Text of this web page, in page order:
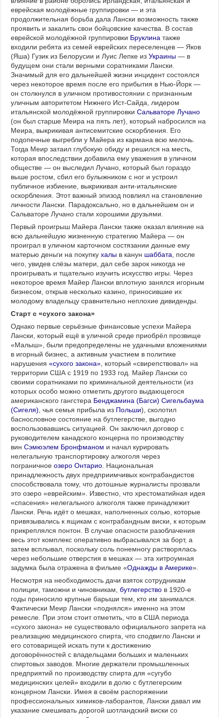
еврейская молодёжные группировки — и эта
продолжительная борьба дала Лански возможность также
проявить и закалить свои бойцовские качества. В состав
еврейской молодёжной группировки Бруклина также
входили ребята из семей еврейских переселенцев — Яков
(Яша) Гузик из Белорусии и Луис Лепке изУкраины — в
будущем они стали верными соратниками Лански.
Значимый для его дальнейшей жизни инцидент состоялся
через некоторое время после его прибытия в Нью-Йорк —
он столкнулся в уличном противостоянии с признанным
уличным авторитетом Нижнего Ист-Сайда, лидером
итальянской молодёжной группировкиСальваторе Лучано
(он был старше Меира на пять лет), который набросился на
Меира, выкрикивая антисемитские оскорбления. Его
подопечные выгребли у Майера из кармана всю мелочь.
Тогда Меир затаил глубокую обиду и решился на месть,
которая впоследствии добавила ему уважения в уличном
обществе — он выследил Лучано, который был гораздо
выше ростом, сбил его булыжником с ног и устроил
публичное избиение, выкрикивая анти-итальянские
оскорбления. Этот важный эпизод повлиял на становление
личности Лански. Парадоксально, но в дальнейшем он и
Сальваторе Лучано стали хорошими друзьями.
Первый проигрыш Майера Лански также оказал влияние на
всю дальнейшую жизненную стратегию Майера — он
проиграл в уличном карточном состязании данные ему
матерью деньги на покупкухалы в канун шаббата , после
чего, увидев слёзы матери, дал себе зарок никогда не
проигрывать и тщательно изучить искусство игры. Через
некоторое время Майер Лански вплотную занялся игорным
бизнесом, открыв несколько казино, приносившие их
молодому владельцу сравнительно неплохие дивиденды.
Старт с «сухого закона»
Однако первые серьёзные финансовые успехи Майера
Лански, который ещё в уличной среде приобрёл прозвище
«Малыш», были предопределены не удачными вложениями
в игорный бизнес, а активным участием в политике
нарушения«сухого закона» , который «свирепствовал» на
территории США с 1919 по 1933 год. Майер Лански со
своими соратниками по криминальной деятельности (из
которых особо можно отметить другого выдающегося
американского гангстера Бенджамина (Багси) Сигельбаума
(Сигеля) , чья семья прибыла из Польши), сколотил
баснословное состояние на бутлегерстве, выгодно
воспользовавшись ситуацией. Он заключил договор с
руководителем канадского концерна по производству
винСэмюэлем Бронфманом и начал курировать
нелегальную транспортировку алкоголя через
пограничноеозеро Онтарио . Национальная
принадлежность двух предприимчивых контрабандистов
способствовала тому, что дотошные журналисты прозвали
это озеро «еврейским». Известно, что хрестоматийная идея
«спасения» нелегального алкоголя также принадлежит
Лански. Речь идёт о мешках, наполненных солью, которые
привязывались к ящикам с контрабандным виски, к которым
прикреплялся понтон. В случае опасности разоблачения
весь этот комплекс оперативно выбрасывался за борт, а
затем всплывал, поскольку соль понемногу растворялась
через небольшие отверстия в мешках — эта хитроумная
задумка была отражена в фильме «Однажды в Америке».
Несмотря на необходимость дачи взяток сотрудникам
полиции, таможни и чиновникам,бутлегерство в 1920-е
годы приносило крупные барыши тем, кто им занимался.
Фактически Меир Лански «поднялся» именно на этом
ремесле. При этом стоит отметить, что в США периода
«сухого закона» не существовало официального запрета на
реализацию медицинского спирта, что сподвигло Лански и
его сотоварищей искать пути к достижению
договорённостей с владельцами больших и маленьких
спиртовых заводов. Многие держатели промышленных
предприятий по производству спирта для «сугубо
медицинских целей» входили в долю с бутлегерским
концерном Лански. Имея в своём распоряжении
профессиональных химиков-лаборантов, Лански давал им
указание смешивать дорогой шотландский виски со